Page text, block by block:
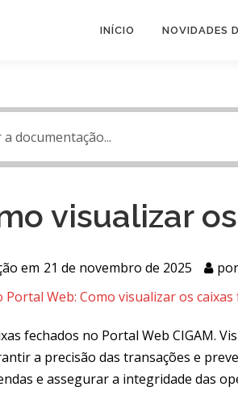
INÍCIO NOVIDADES
visualizar
em 21 de novembro de 2025 por
Portal Web: Como visualizar os caixas
fechados no Portal Web CIGAM.
a precisão das transações e
e assegurar a integridade das